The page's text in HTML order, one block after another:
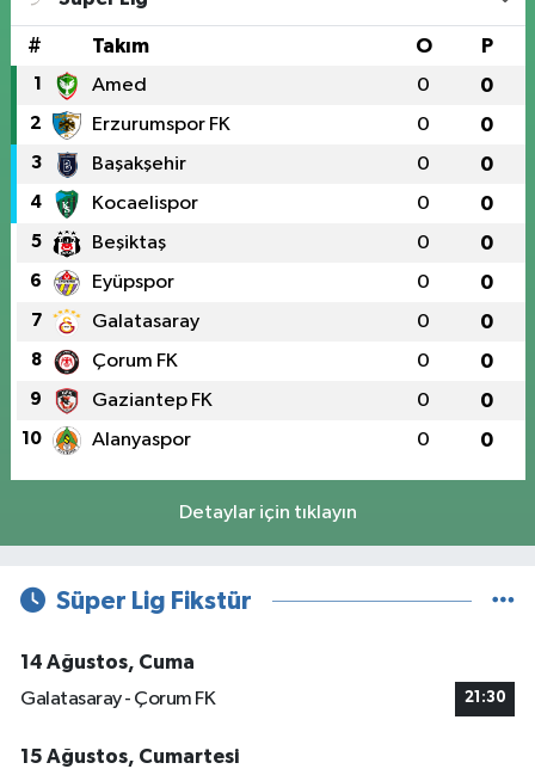
# Takım O P
1 Amed 0 0
2 Erzurumspor FK 0 0
3 Başakşehir 0 0
4 Kocaelispor 0 0
5 Beşiktaş 0 0
6 Eyüpspor 0 0
7 Galatasaray 0 0
8 Çorum FK 0 0
9 Gaziantep FK 0 0
10 Alanyaspor 0 0
Detaylar için tıklayın
Süper Lig Fikstür
14 Ağustos, Cuma
Galatasaray - Çorum FK
21:30
15 Ağustos, Cumartesi